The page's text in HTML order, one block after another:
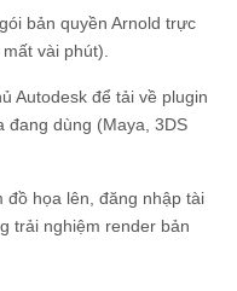
bản quyền Arnold trực
vài phút).
Autodesk để tải về plugin
đang dùng (Maya, 3DS
đồ họa lên, đăng nhập tài
trải nghiệm render bản